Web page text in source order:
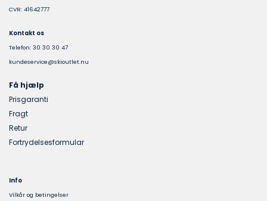
CVR: 41642777
Kontakt os
Telefon: 30 30 30 47
kundeservice@skioutlet.nu
Få hjælp
Prisgaranti
Fragt
Retur
Fortrydelsesformular
Info
Vilkår og betingelser